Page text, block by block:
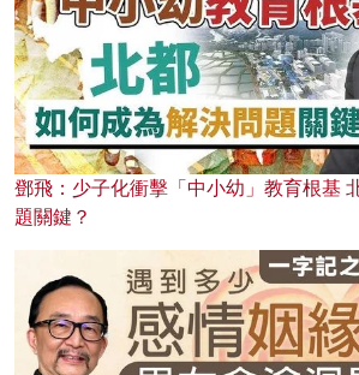
鄧飛：少子化衝擊「中小幼」教育根基
題關鍵？